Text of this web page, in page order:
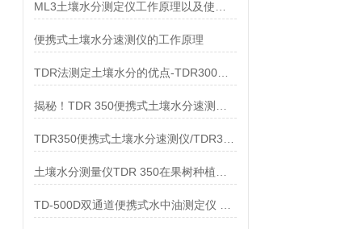
便携式土壤水分速测仪的工作原理